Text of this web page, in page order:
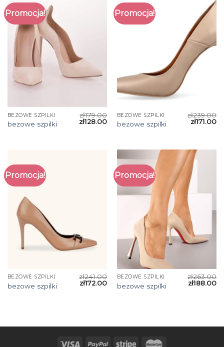
Promocja!
BEZOWE SZPILKI
bezowe szpilki
zł179.00
zł128.00
Promocja!
BEZOWE SZPILKI
bezowe szpilki
zł239.00
zł171.00
Promocja!
BEZOWE SZPILKI
bezowe szpilki
zł241.00
zł172.00
Promocja!
BEZOWE SZPILKI
bezowe szpilki
zł263.00
zł188.00